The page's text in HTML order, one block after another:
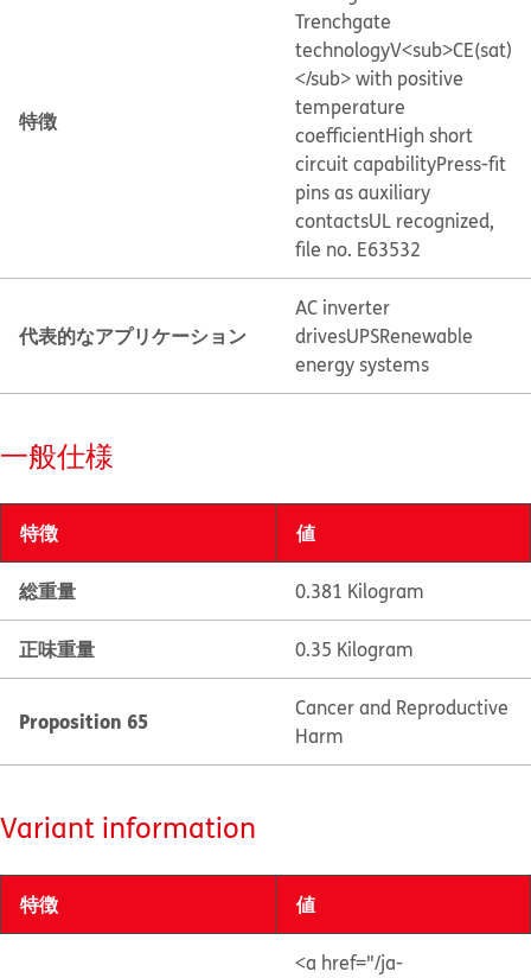
特徴
Trenchgate
technologyV<sub>CE(sat)
</sub> with positive
temperature
coefficientHigh short
circuit capabilityPress-fit
pins as auxiliary
contactsUL recognized,
file no. E63532
代表的なアプリケーション
AC inverter
drivesUPSRenewable
energy systems
一般仕様
特徴 値
総重量 0.381 Kilogram
正味重量 0.35 Kilogram
Proposition 65
Cancer and Reproductive
Harm
Variant information
特徴 値
<a href="/ja-